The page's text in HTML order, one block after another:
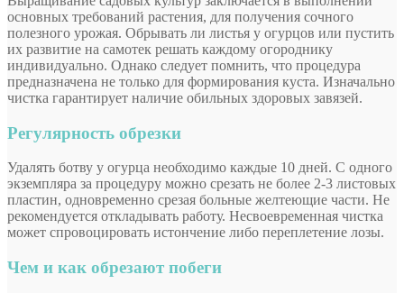
основных требований растения, для получения сочного
полезного урожая. Обрывать ли листья у огурцов или пустить
их развитие на самотек решать каждому огороднику
индивидуально. Однако следует помнить, что процедура
предназначена не только для формирования куста. Изначально
чистка гарантирует наличие обильных здоровых завязей.
Регулярность обрезки
Удалять ботву у огурца необходимо каждые 10 дней. С одного
экземпляра за процедуру можно срезать не более 2-3 листовых
пластин, одновременно срезая больные желтеющие части. Не
рекомендуется откладывать работу. Несвоевременная чистка
может спровоцировать истончение либо переплетение лозы.
Чем и как обрезают побеги